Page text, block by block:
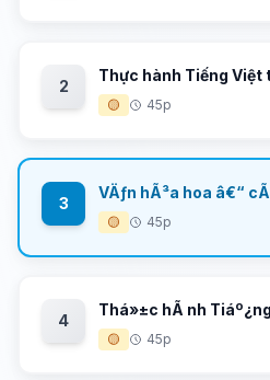
2
Thực hành Tiếng Việt
🟡 45p
3
VÄƒn hÃ³a hoa â€“
🟡 45p
4
Thá»±c hÃ nh
🟡 45p